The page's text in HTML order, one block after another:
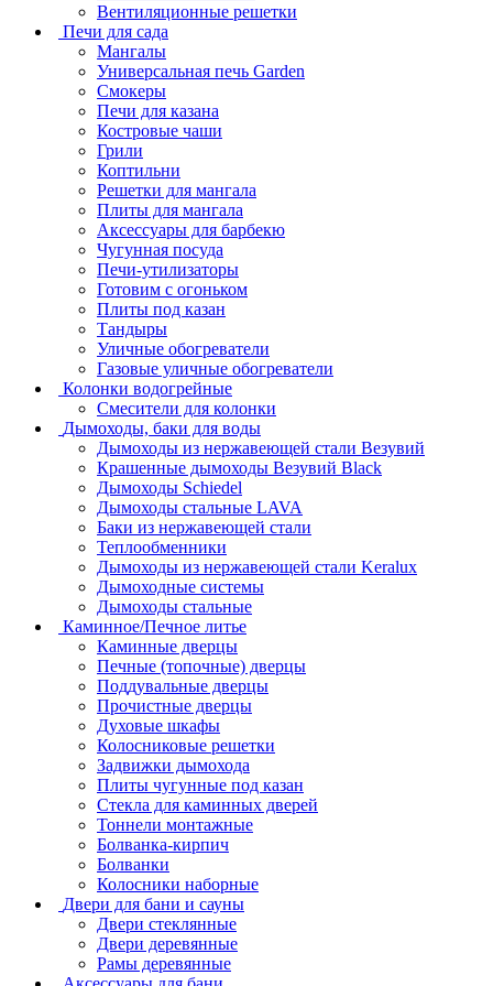
Вентиляционные решетки
Печи для сада
Мангалы
Универсальная печь Garden
Смокеры
Печи для казана
Костровые чаши
Грили
Коптильни
Решетки для мангала
Плиты для мангала
Аксессуары для барбекю
Чугунная посуда
Печи-утилизаторы
Готовим с огоньком
Плиты под казан
Тандыры
Уличные обогреватели
Газовые уличные обогреватели
Колонки водогрейные
Смесители для колонки
Дымоходы, баки для воды
Дымоходы из нержавеющей стали Везувий
Крашенные дымоходы Везувий Black
Дымоходы Schiedel
Дымоходы стальные LAVA
Баки из нержавеющей стали
Теплообменники
Дымоходы из нержавеющей стали Keralux
Дымоходные системы
Дымоходы стальные
Каминное/Печное литье
Каминные дверцы
Печные (топочные) дверцы
Поддувальные дверцы
Прочистные дверцы
Духовые шкафы
Колосниковые решетки
Задвижки дымохода
Плиты чугунные под казан
Стекла для каминных дверей
Тоннели монтажные
Болванка-кирпич
Болванки
Колосники наборные
Двери для бани и сауны
Двери стеклянные
Двери деревянные
Рамы деревянные